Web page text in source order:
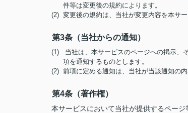
件等は変更後の規約によります。
(2) 変更後の規約は、当社が変更内容を本サ
第3条（当社からの通知）
(1) 当社は、本サービスのページへの掲示、
項を通知するものとします。
(2) 前項に定める通知は、当社が当該通知の
第4条（著作権）
本サービスにおいて当社が提供するペー